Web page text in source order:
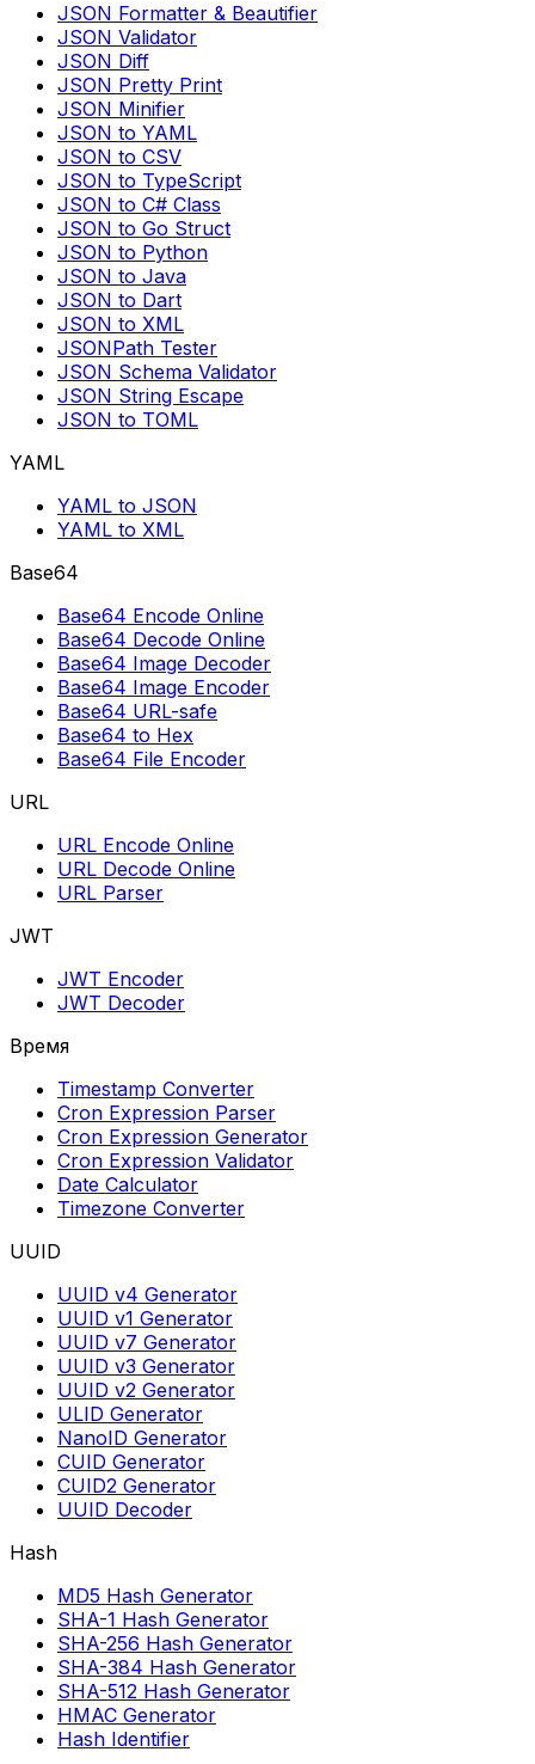
JSON Formatter & Beautifier
JSON Validator
JSON Diff
JSON Pretty Print
JSON Minifier
JSON to YAML
JSON to CSV
JSON to TypeScript
JSON to C# Class
JSON to Go Struct
JSON to Python
JSON to Java
JSON to Dart
JSON to XML
JSONPath Tester
JSON Schema Validator
JSON String Escape
JSON to TOML
YAML
YAML to JSON
YAML to XML
Base64
Base64 Encode Online
Base64 Decode Online
Base64 Image Decoder
Base64 Image Encoder
Base64 URL-safe
Base64 to Hex
Base64 File Encoder
URL
URL Encode Online
URL Decode Online
URL Parser
JWT
JWT Encoder
JWT Decoder
Время
Timestamp Converter
Cron Expression Parser
Cron Expression Generator
Cron Expression Validator
Date Calculator
Timezone Converter
UUID
UUID v4 Generator
UUID v1 Generator
UUID v7 Generator
UUID v3 Generator
UUID v2 Generator
ULID Generator
NanoID Generator
CUID Generator
CUID2 Generator
UUID Decoder
Hash
MD5 Hash Generator
SHA-1 Hash Generator
SHA-256 Hash Generator
SHA-384 Hash Generator
SHA-512 Hash Generator
HMAC Generator
Hash Identifier